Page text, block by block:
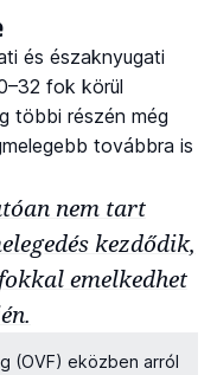
és északnyugati
fok körül
többi részén még
továbbra is
nem tart
kezdődik,
emelkedhet
(OVF) eközben arról